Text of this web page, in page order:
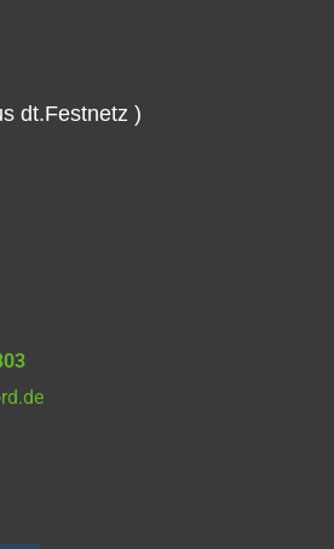
dt.Festnetz )